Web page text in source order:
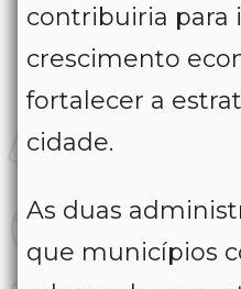
contribuiria para
crescimento
fortalecer a
cidade.
As duas
que municípios